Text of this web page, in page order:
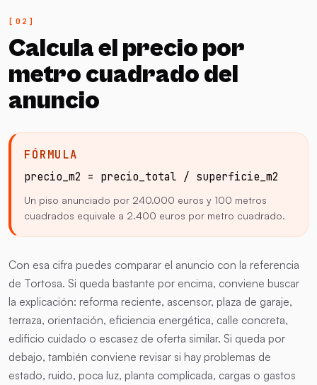
Calcula el precio por
metro cuadrado del
anuncio
FÓRMULA
precio_m2 = precio_total / superficie_m2
Un piso anunciado por 240.000 euros y 100 metros
cuadrados equivale a 2.400 euros por metro cuadrado.
Con esa cifra puedes comparar el anuncio con la referencia
de Tortosa. Si queda bastante por encima, conviene buscar
la explicación: reforma reciente, ascensor, plaza de garaje,
terraza, orientación, eficiencia energética, calle concreta,
edificio cuidado o escasez de oferta similar. Si queda por
debajo, también conviene revisar si hay problemas de
estado, ruido, poca luz, planta complicada, cargas o gastos